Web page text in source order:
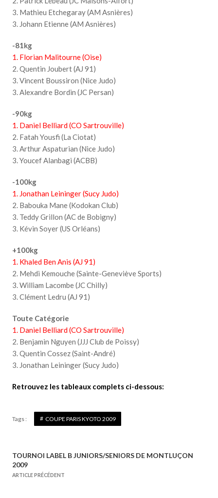
3. Mathieu Etchegaray (AM Asnières)
3. Johann Etienne (AM Asnières)
-81kg
1. Florian Malitourne (Oise)
2. Quentin Joubert (AJ 91)
3. Vincent Boussiron (Nice Judo)
3. Alexandre Bordin (JC Persan)
-90kg
1. Daniel Belliard (CO Sartrouville)
2. Fatah Yousfi (La Ciotat)
3. Arthur Aspaturian (Nice Judo)
3. Youcef Alanbagi (ACBB)
-100kg
1. Jonathan Leininger (Sucy Judo)
2. Babouka Mane (Kodokan Club)
3. Teddy Grillon (AC de Bobigny)
3. Kévin Soyer (US Orléans)
+100kg
1. Khaled Ben Anis (AJ 91)
2. Mehdi Kemouche (Sainte-Geneviève Sports)
3. William Lacombe (JC Chilly)
3. Clément Ledru (AJ 91)
Toute Catégorie
1. Daniel Belliard (CO Sartrouville)
2. Benjamin Nguyen (JJJ Club de Poissy)
3. Quentin Cossez (Saint-André)
3. Jonathan Leininger (Sucy Judo)
Retrouvez les tableaux complets ci-dessous:
Tags : COUPE PARIS KYOTO 2009
N
a
TOURNOI LABEL B JUNIORS/SENIORS DE MONTLUÇON
2009
ARTICLE PRÉCÉDENT